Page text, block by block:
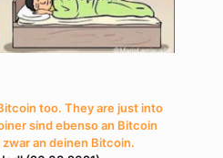
too. They are just into
sind ebenso an Bitcoin
an deinen Bitcoin.